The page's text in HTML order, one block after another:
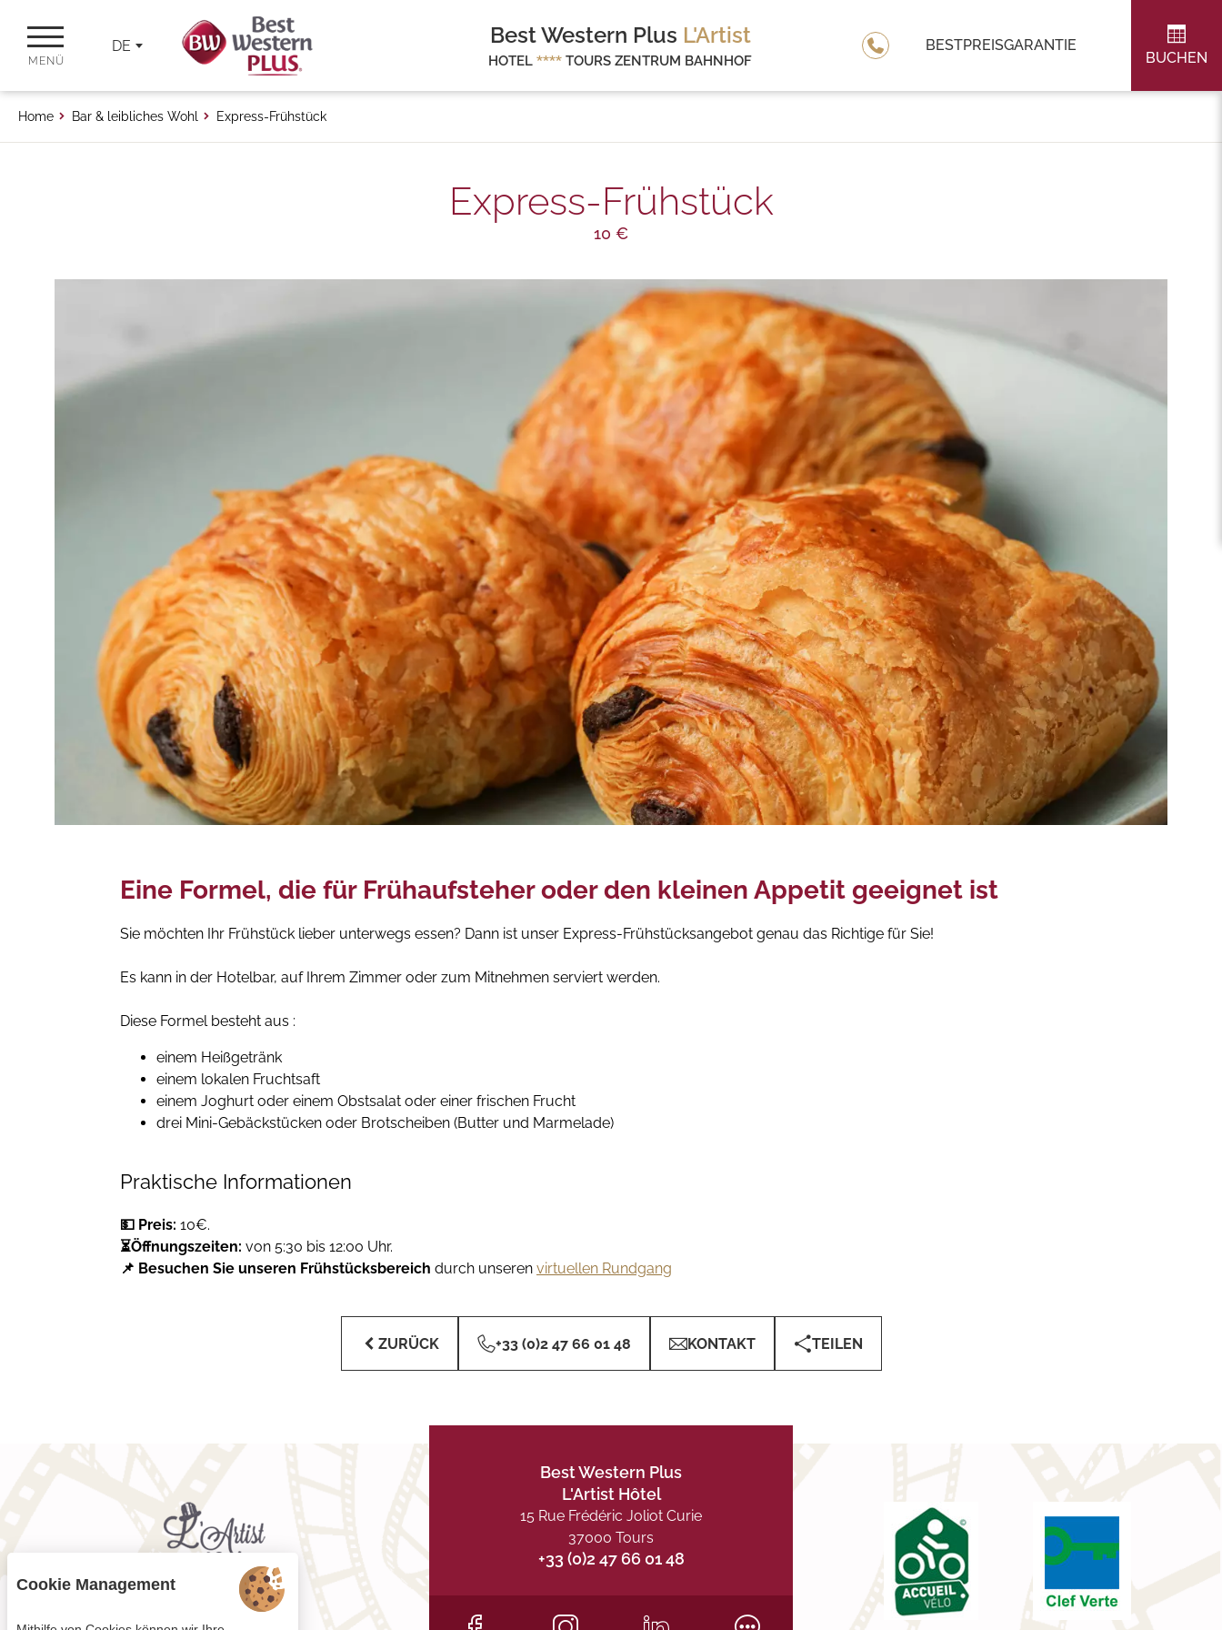
MENÜ
DE Best Western Plus L'Artist
HOTEL **** TOURS ZENTRUM BAHNHOF
BESTPREISGARANTIE
BUCHEN
Home Bar & leibliches Wohl Express-Frühstück
Express-Frühstück
10 €
Eine Formel, die für Frühaufsteher oder den kleinen Appetit geeignet ist
Sie möchten Ihr Frühstück lieber unterwegs essen? Dann ist unser Express-Frühstücksangebot genau das Richtige für Sie!
Es kann in der Hotelbar, auf Ihrem Zimmer oder zum Mitnehmen serviert werden.
Diese Formel besteht aus :
einem Heißgetränk
einem lokalen Fruchtsaft
einem Joghurt oder einem Obstsalat oder einer frischen Frucht
drei Mini-Gebäckstücken oder Brotscheiben (Butter und Marmelade)
Praktische Informationen
💵 Preis: 10€.
⏳Öffnungszeiten: von 5:30 bis 12:00 Uhr.
📌 Besuchen Sie unseren Frühstücksbereich durch unseren virtuellen Rundgang
ZURÜCK +33 (0)2 47 66 01 48 KONTAKT TEILEN
Best Western Plus
L'Artist Hôtel
15 Rue Frédéric Joliot Curie
37000 Tours
+33 (0)2 47 66 01 48
Cookie Management